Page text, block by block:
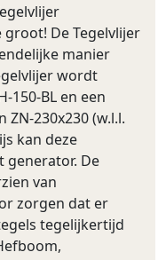
De Tegelvlijer
manier
wordt
150-BL en een
230x230 (w.l.l.
kan deze
generator. De
van
zorgen dat er
tegelijkertijd